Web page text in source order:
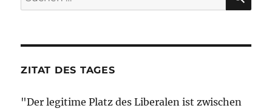
nach:
ZITAT DES TAGES
"Der legitime Platz des Liberalen ist zwischen